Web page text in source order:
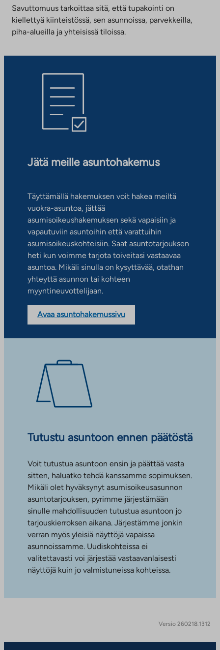
Savuttomuus tarkoittaa sitä, että tupakointi on
kiellettyä kiinteistössä, sen asunnoissa, parvekkeilla,
piha-alueilla ja yhteisissä tiloissa.
Jätä meille asuntohakemus
Täyttämällä hakemuksen voit hakea meiltä
vuokra-asuntoa, jättää
asumisoikeushakemuksen sekä vapaisiin ja
vapautuviin asuntoihin että varattuihin
asumisoikeuskohteisiin. Saat asuntotarjouksen
heti kun voimme tarjota toiveitasi vastaavaa
asuntoa. Mikäli sinulla on kysyttävää, otathan
yhteyttä asunnon tai kohteen
myyntineuvottelijaan.
Avaa asuntohakemussivu
Tutustu asuntoon ennen päätöstä
Voit tutustua asuntoon ensin ja päättää vasta
sitten, haluatko tehdä kanssamme sopimuksen.
Mikäli olet hyväksynyt asumisoikeusasunnon
asuntotarjouksen, pyrimme järjestämään
sinulle mahdollisuuden tutustua asuntoon jo
tarjouskierroksen aikana. Järjestämme jonkin
verran myös yleisiä näyttöjä vapaissa
asunnoissamme. Uudiskohteissa ei
valitettavasti voi järjestää vastaavanlaisesti
näyttöjä kuin jo valmistuneissa kohteissa.
Versio 260218.1312